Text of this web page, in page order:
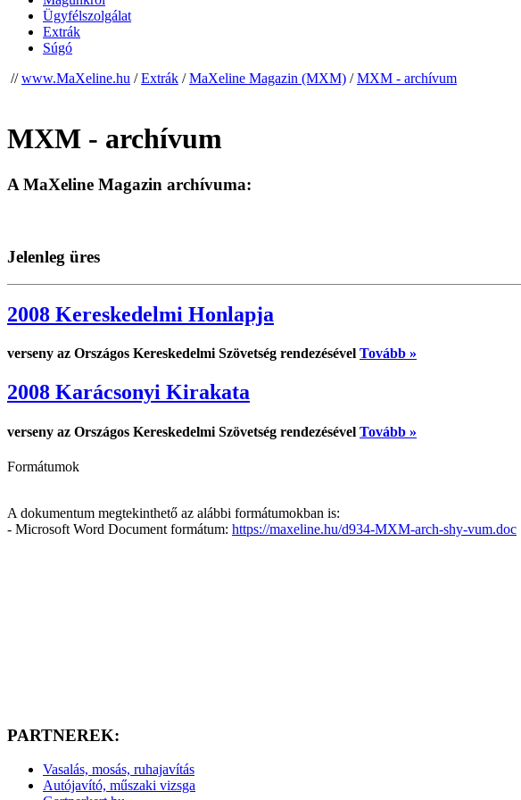
Ügyfélszolgálat
Extrák
Súgó
//www.MaXeline.hu /Extrák /MaXeline Magazin (MXM) /MXM - archívum
MXM - archívum
A MaXeline Magazin archívuma:
Jelenleg üres
2008 Kereskedelmi Honlapja
verseny az Országos Kereskedelmi Szövetség rendezésével Tovább »
2008 Karácsonyi Kirakata
verseny az Országos Kereskedelmi Szövetség rendezésével Tovább »
Formátumok
A dokumentum megtekinthető az alábbi formátumokban is:
- Microsoft Word Document formátum: https://maxeline.hu/d934-MXM-arch-shy-vum.doc
PARTNEREK:
Vasalás, mosás, ruhajavítás
Autójavító, műszaki vizsga